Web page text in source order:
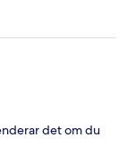
det om du